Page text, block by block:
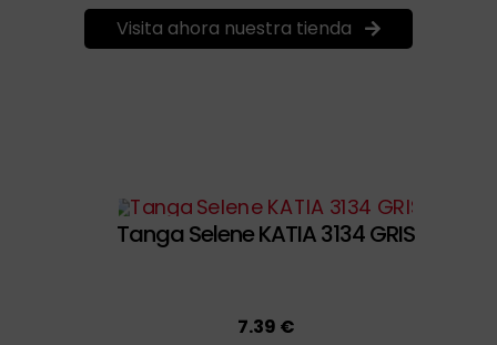
Visita ahora nuestra tienda
Tanga Selene KATIA 3134 GRIS
7.39 €